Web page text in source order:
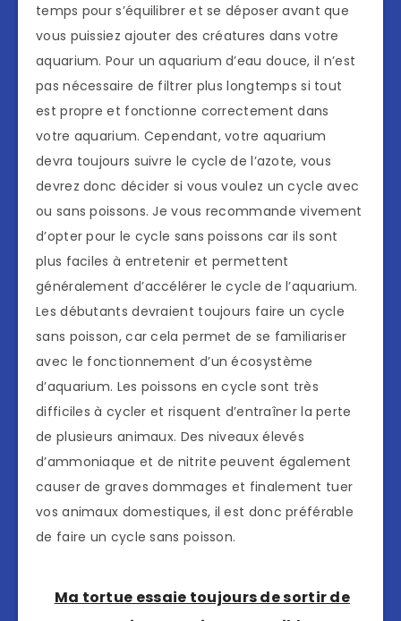
temps pour s’équilibrer et se déposer avant que
vous puissiez ajouter des créatures dans votre
aquarium. Pour un aquarium d’eau douce, il n’est
pas nécessaire de filtrer plus longtemps si tout
est propre et fonctionne correctement dans
votre aquarium. Cependant, votre aquarium
devra toujours suivre le cycle de l’azote, vous
devrez donc décider si vous voulez un cycle avec
ou sans poissons. Je vous recommande vivement
d’opter pour le cycle sans poissons car ils sont
plus faciles à entretenir et permettent
généralement d’accélérer le cycle de l’aquarium.
Les débutants devraient toujours faire un cycle
sans poisson, car cela permet de se familiariser
avec le fonctionnement d’un écosystème
d’aquarium. Les poissons en cycle sont très
difficiles à cycler et risquent d’entraîner la perte
de plusieurs animaux. Des niveaux élevés
d’ammoniaque et de nitrite peuvent également
causer de graves dommages et finalement tuer
vos animaux domestiques, il est donc préférable
de faire un cycle sans poisson.
Ma tortue essaie toujours de sortir de